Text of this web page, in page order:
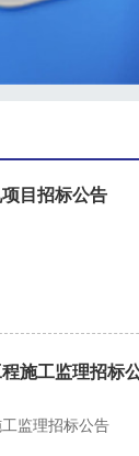
目招标公告
施工监理招标
监理招标公告